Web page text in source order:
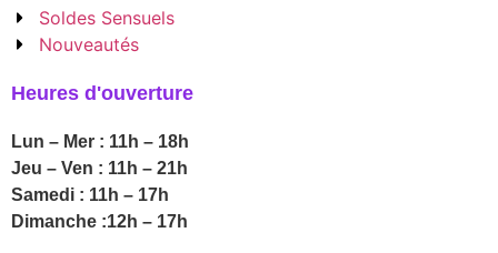
Soldes Sensuels
Nouveautés
Heures d'ouverture
Lun – Mer : 11h – 18h
Jeu – Ven : 11h – 21h
Samedi : 11h – 17h
Dimanche :12h – 17h